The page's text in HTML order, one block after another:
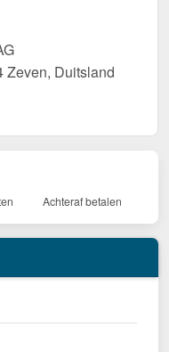
Zeven, Duitsland
Achteraf betalen